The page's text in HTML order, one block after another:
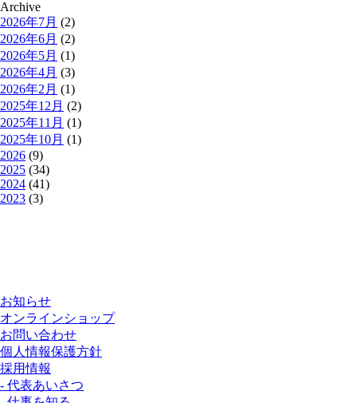
Archive
2026年7月 (2)
2026年6月 (2)
2026年5月 (1)
2026年4月 (3)
2026年2月 (1)
2025年12月 (2)
2025年11月 (1)
2025年10月 (1)
2026 (9)
2025 (34)
2024 (41)
2023 (3)
お知らせ
オンラインショップ
お問い合わせ
個人情報保護方針
採用情報
- 代表あいさつ